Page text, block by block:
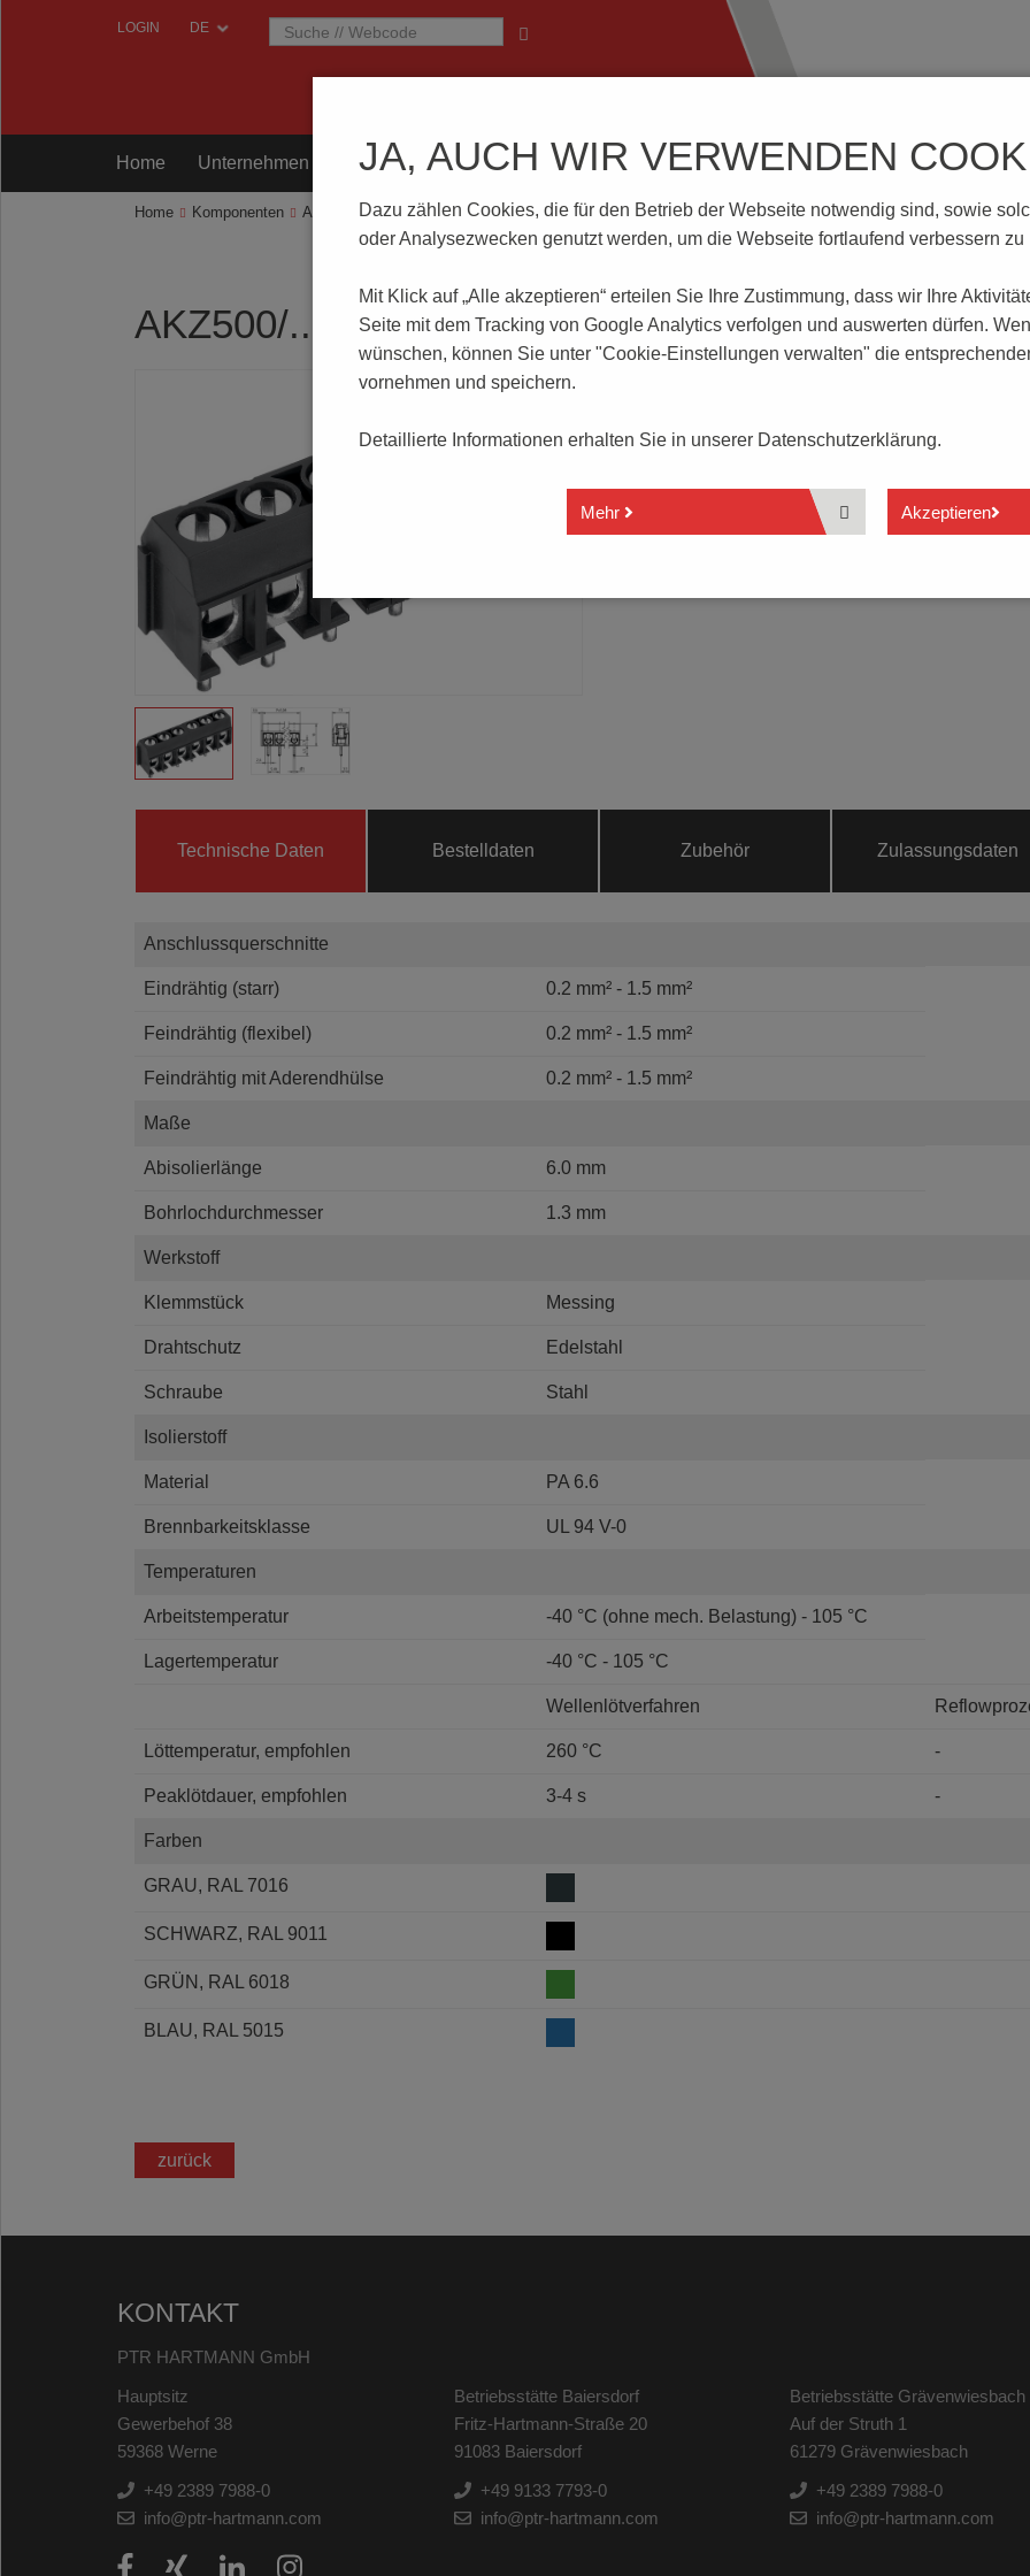
LOGIN
Home Unternehmen Komponenten Prüftechnik Wissenswertes Download | Service
Home Komponenten Anschlusstechnik AKZ500/..DS-5.08-V-GRAU
AKZ500/..DS-5.08-V-GRAU
Drahtschutzprinzip
Leiteranschluss parallel zur Leiterplatte
Prüfabgriff an jeder Klemmstelle
Technische Daten Bestelldaten Zubehör Zulassungsdaten
Anschlussquerschnitte
Eindrähtig (starr) 0.2 mm² - 1.5 mm²
Feindrähtig (flexibel) 0.2 mm² - 1.5 mm²
Feindrähtig mit Aderendhülse 0.2 mm² - 1.5 mm²
Maße
Abisolierlänge 6.0 mm
Bohrlochdurchmesser 1.3 mm
Werkstoff
Klemmstück Messing
Drahtschutz Edelstahl
Schraube Stahl
Isolierstoff
Material PA 6.6
Brennbarkeitsklasse UL 94 V-0
Temperaturen
Arbeitstemperatur -40 °C (ohne mech. Belastung) - 105 °C
Lagertemperatur -40 °C - 105 °C
Wellenlötverfahren
Löttemperatur, empfohlen 260 °C -
Peaklötdauer, empfohlen 3-4 s -
Farben
GRAU, RAL 7016
SCHWARZ, RAL 9011
GRÜN, RAL 6018
BLAU, RAL 5015
zurück
KONTAKT
PTR HARTMANN GmbH
Hauptsitz
Gewerbehof 38
59368 Werne
+49 2389 7988-0
info@ptr-hartmann.com
Betriebsstätte Baiersdorf
Fritz-Hartmann-Straße 20
91083 Baiersdorf
+49 9133 7793-0
info@ptr-hartmann.com
Betriebsstätte Grävenwiesbach
Auf der Struth 1
61279 Grävenwiesbach
+49 2389 7988-0
info@ptr-hartmann.com
JA, AUCH WIR VERWENDEN
Dazu zählen Cookies, die für den Betrieb der Webseite notwendig sind, sowie
oder Analysezwecken genutzt werden, um die Webseite fortlaufend verbessern zu
Mit Klick auf „Alle akzeptieren“ erteilen Sie Ihre Zustimmung, dass wir Ihre
Seite mit dem Tracking von Google Analytics verfolgen und auswerten dürfen.
wünschen, können Sie unter "Cookie-Einstellungen verwalten" die
vornehmen und speichern.
Detaillierte Informationen erhalten Sie in unserer Datenschutzerklärung.
Mehr Akzeptieren